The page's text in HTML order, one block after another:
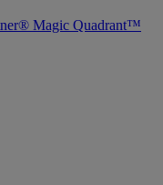
Magic Quadrant™